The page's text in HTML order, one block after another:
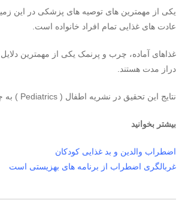
یکی از مهمترین های توصیه های پزشکی در این
عادت های غذایی تمام افراد خانواده است.
غذاهای آماده، چرب و پرنمک یکی از مهمترین
دراز مدت هستند.
نتایج این تحقیق در نشریه اطفال ( Pediatrics ) به چاپ رسیده است.
بیشتر بخوانید
اضطراب والدین و بد غذایی کودکان
غربالگری اضطراب از برنامه های بهزیستی است